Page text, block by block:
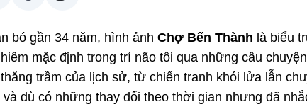
bó gần 34 năm, hình ảnh Chợ Bến Thành là biểu
mặc định trong trí não tôi qua những câu
trầm của lịch sử, từ chiến tranh khói lửa lẫn
dù có những thay đổi theo thời gian nhưng đã